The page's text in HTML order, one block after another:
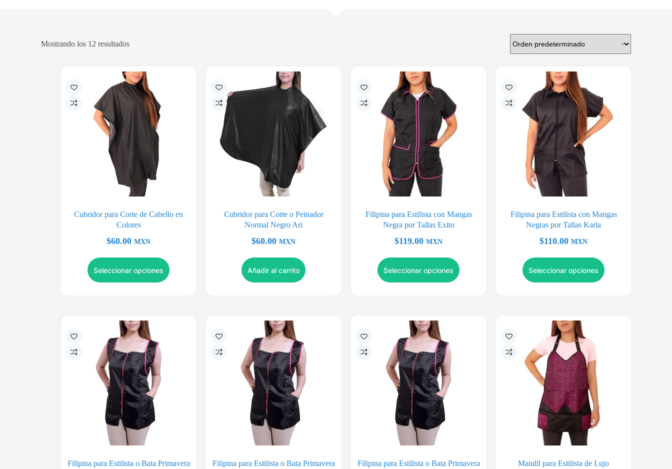
Mostrando los 12 resultados
Cubridor para Corte de Cabello en
Colores
$60.00 MXN
Seleccionar opciones
Cubridor para Corte o Peinador
Normal Negro Ari
$60.00 MXN
Añadir al carrito
Filipina para Estilista con Mangas
Negra por Tallas Exito
$119.00 MXN
Seleccionar opciones
Filipina para Estilista con Mangas
Negras por Tallas Karla
$110.00 MXN
Seleccionar opciones
Filipina para Estilista o Bata Primavera
Filipina para Estilista o Bata Primavera
Filipina para Estilista o Bata Primavera
Mandil para Estilista de Lujo